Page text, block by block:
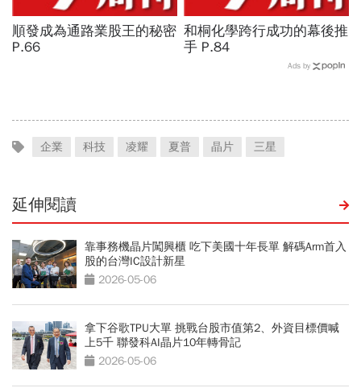
順發成為通路業股王的秘密
P.66
和桐化學跨行成功的幕後推
手 P.84
Ads by
企業 科技 凌耀 夏普 晶片 三星
延伸閱讀
靠事務機晶片闖興櫃 吃下美國十年長單 解碼Arm首入
股的台灣IC設計新星
2026-05-06
拿下谷歌TPU大單 挑戰台股市值第2、外資目標價喊
上5千 聯發科AI晶片10年轉骨記
2026-05-06